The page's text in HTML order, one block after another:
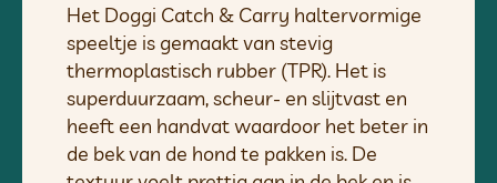
Het Doggi Catch & Carry haltervormige
speeltje is gemaakt van stevig
thermoplastisch rubber (TPR). Het is
superduurzaam, scheur- en slijtvast en
heeft een handvat waardoor het beter in
de bek van de hond te pakken is. De